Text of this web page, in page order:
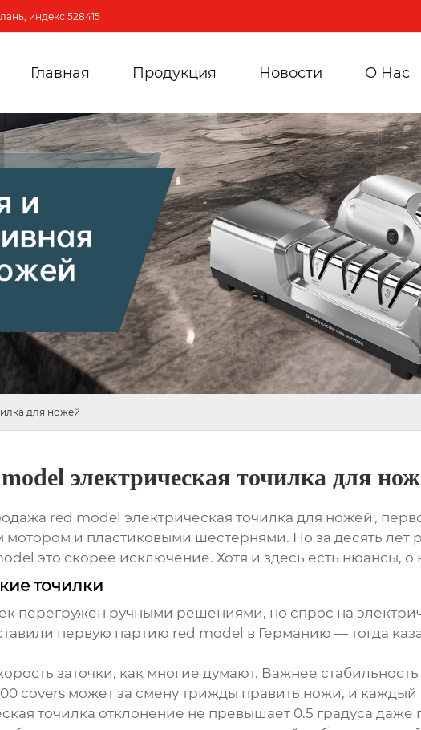
индекс 528415
Главная Продукция Новости О Hас
для ножей
электрическая точилка для
red model электрическая точилка для ножей',
мотором и пластиковыми шестернями. Но за десять лет
это скорее исключение. Хотя и здесь есть нюансы, о
точилки
перегружен ручными решениями, но спрос на
первую партию red model в Германию — тогда
заточки, как многие думают. Важнее стабильность
covers может за смену трижды править ножи, и каждый
точилка отклонение не превышает 0.5 градуса даже